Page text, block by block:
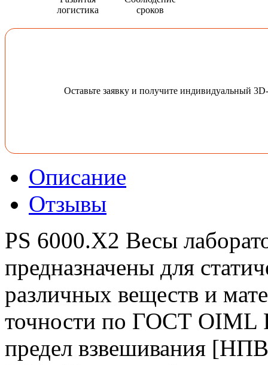
логистика
сроков
Оставьте заявку и получите индивидуальный
Описание
Отзывы
PS 6000.X2 Весы
предназначены для
различных веществ и
точности по ГОСТ OIML
предел взвешивания